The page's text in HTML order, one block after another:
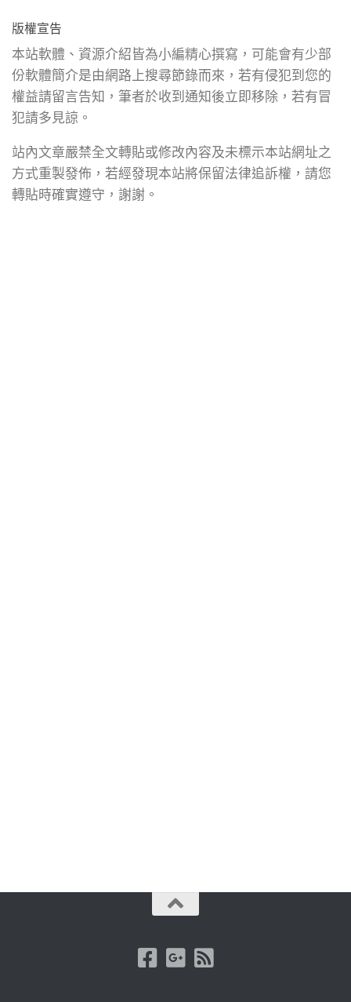
版權宣告
本站軟體、資源介紹皆為小編精心撰寫，可能會有少部
份軟體簡介是由網路上搜尋節錄而來，若有侵犯到您的
權益請留言告知，筆者於收到通知後立即移除，若有冒
犯請多見諒。
站內文章嚴禁全文轉貼或修改內容及未標示本站網址之
方式重製發佈，若經發現本站將保留法律追訴權，請您
轉貼時確實遵守，謝謝。